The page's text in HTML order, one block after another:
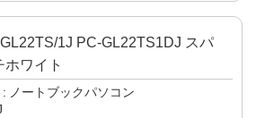
1J PC-GL22TS1DJ スパ
ワイト
ノートブックパソコン